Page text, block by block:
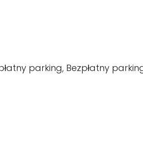
parking, Bezpłatny